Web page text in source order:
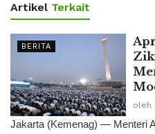
Artikel Terkait
BERITA
oleh
Jakarta (Kemenag) — Menteri